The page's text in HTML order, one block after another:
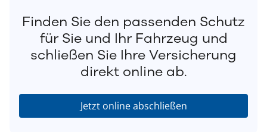
Finden Sie den passenden Schutz
für Sie und Ihr Fahrzeug und
schließen Sie Ihre Versicherung
direkt online ab.
Jetzt online abschließen